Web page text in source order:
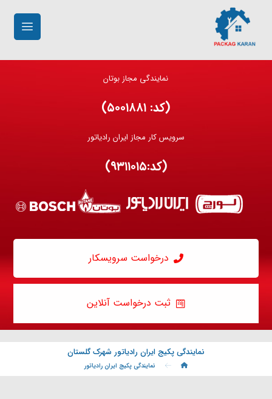
نمایندگی مجاز بوتان
(کد: ۵۰۰۱۸۸۱)
سرویس کار مجاز ایران رادیاتور
(کد:۹۳۱۱۰۱۵)
درخواست سرویسکار
ثبت درخواست آنلاین
نمایندگی پکیج ایران رادیاتور شهرک گلستان
نمایندگی پکیج ایران رادیاتور